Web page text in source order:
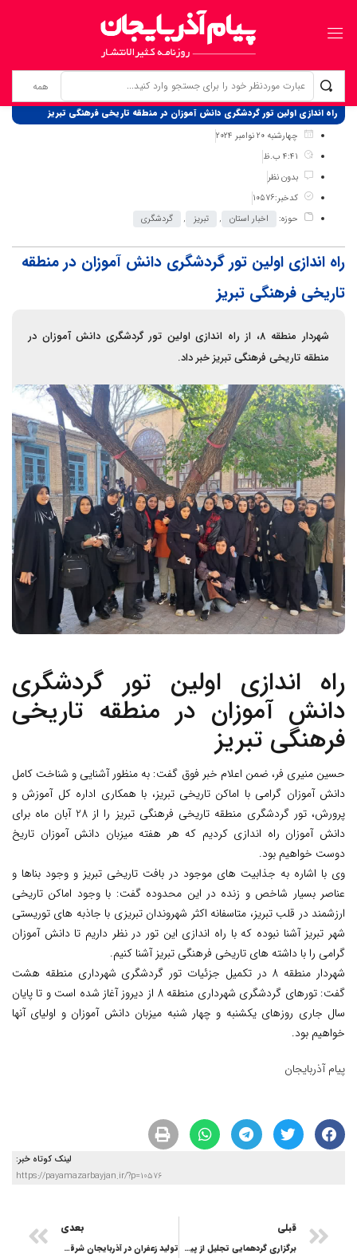
برگ نخست
نوشته‌ها
راه اندازی اولین تور گردشگری دانش آموزان در منطقه تاریخی فرهنگی تبریز
چهارشنبه 20 نوامبر 2024
4:41 ب.ظ
بدون نظر
کدخبر:10576
حوزه:
اخبار استان , تبریز , گردشگری
راه اندازی اولین تور گردشگری دانش آموزان در منطقه
تاریخی فرهنگی تبریز
شهردار منطقه 8، از راه اندازی اولین تور گردشگری دانش آموزان در
منطقه تاریخی فرهنگی تبریز خبر داد.
راه اندازی اولین تور گردشگری
دانش آموزان در منطقه تاریخی
فرهنگی تبریز
حسین منیری فر، ضمن اعلام خبر فوق گفت: به منظور آشنایی و شناخت کامل
دانش آموزان گرامی با اماکن تاریخی تبریز، با همکاری اداره کل آموزش و
پرورش، تور گردشگری منطقه تاریخی فرهنگی تبریز را از 28 آبان ماه برای
دانش آموزان راه اندازی کردیم که هر هفته میزبان دانش آموزان تاریخ
دوست خواهیم بود.
وی با اشاره به جذابیت های موجود در بافت تاریخی تبریز و وجود بناها و
عناصر بسیار شاخص و زنده در این محدوده گفت: با وجود اماکن تاریخی
ارزشمند در قلب تبریز، متاسفانه اکثر شهروندان تبریزی با جاذبه های توریستی
شهر تبریز آشنا نبوده که با راه اندازی این تور در نظر داریم تا دانش آموزان
گرامی را با داشته های تاریخی فرهنگی تبریز آشنا کنیم.
شهردار منطقه 8 در تکمیل جزئیات تور گردشگری شهرداری منطقه هشت
گفت: تورهای گردشگری شهرداری منطقه 8 از دیروز آغاز شده است و تا پایان
سال جاری روزهای یکشنبه و چهار شنبه میزبان دانش آموزان و اولیای آنها
خواهیم بود.
پیام آذربایجان
لینک کوتاه خبر:
https://payamazarbayjan.ir/?p=10576
قبلی
برگزاری گردهمایی تجلیل از پیش‌کسوتان و بانوان هنرآموخته موتورسواری در تبریز
بعدی
تولید زعفران در آذربایجان شرقی به ۳ تن رسید